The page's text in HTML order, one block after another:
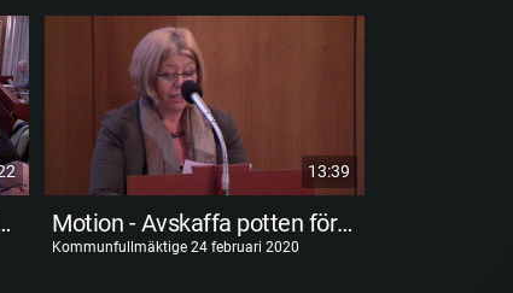
och frågor
13:39
Motion - Avskaffa potten för konstnärlig gestaltning samt undersök icke skattefinansierad konst
Kommunfullmäktige 24 februari 2020